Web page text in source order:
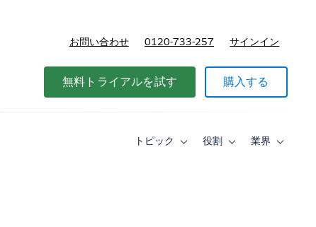
お問い合わせ 0120-733-257 サインイン
無料トライアルを試す 購入する
トピック
Toggle役割
Toggle業界
Toggle